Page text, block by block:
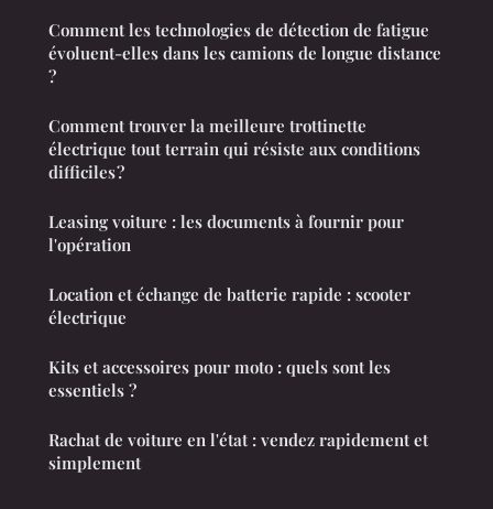
Comment les technologies de détection de fatigue
évoluent-elles dans les camions de longue distance
?
Comment trouver la meilleure trottinette
électrique tout terrain qui résiste aux conditions
difficiles ?
Leasing voiture : les documents à fournir pour
l'opération
Location et échange de batterie rapide : scooter
électrique
Kits et accessoires pour moto : quels sont les
essentiels ?
Rachat de voiture en l'état : vendez rapidement et
simplement